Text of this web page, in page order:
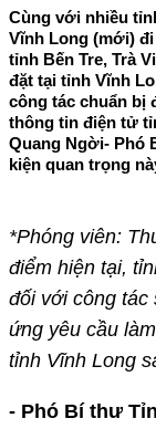
Cùng với nhiều
Vĩnh Long (mới)
tỉnh Bến Tre, Trà
đặt tại tỉnh Vĩnh
công tác chuẩn bị
thông tin điện tử
Quang Ngời- Phó
kiện quan trọng
*Phóng viên:
điểm hiện tại,
đối với công tác
ứng yêu cầu
tỉnh Vĩnh Long
- Phó Bí thư